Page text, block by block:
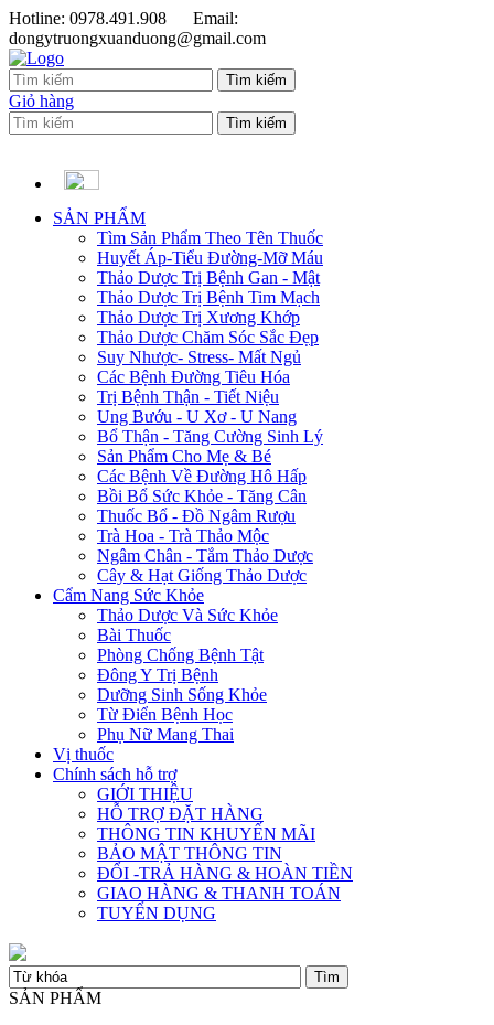
Hotline: 0978.491.908
Email:
dongytruongxuanduong@gmail.com
Giỏ hàng
SẢN PHẨM
Tìm Sản Phẩm Theo Tên Thuốc
Huyết Áp-Tiểu Đường-Mỡ Máu
Thảo Dược Trị Bệnh Gan - Mật
Thảo Dược Trị Bệnh Tim Mạch
Thảo Dược Trị Xương Khớp
Thảo Dược Chăm Sóc Sắc Đẹp
Suy Nhược- Stress- Mất Ngủ
Các Bệnh Đường Tiêu Hóa
Trị Bệnh Thận - Tiết Niệu
Ung Bướu - U Xơ - U Nang
Bổ Thận - Tăng Cường Sinh Lý
Sản Phẩm Cho Mẹ & Bé
Các Bệnh Về Đường Hô Hấp
Bồi Bổ Sức Khỏe - Tăng Cân
Thuốc Bổ - Đồ Ngâm Rượu
Trà Hoa - Trà Thảo Mộc
Ngâm Chân - Tắm Thảo Dược
Cây & Hạt Giống Thảo Dược
Cẩm Nang Sức Khỏe
Thảo Dược Và Sức Khỏe
Bài Thuốc
Phòng Chống Bệnh Tật
Đông Y Trị Bệnh
Dưỡng Sinh Sống Khỏe
Từ Điển Bệnh Học
Phụ Nữ Mang Thai
Vị thuốc
Chính sách hỗ trợ
GIỚI THIỆU
HỖ TRỢ ĐẶT HÀNG
THÔNG TIN KHUYẾN MÃI
BẢO MẬT THÔNG TIN
ĐỔI -TRẢ HÀNG & HOÀN TIỀN
GIAO HÀNG & THANH TOÁN
TUYỂN DỤNG
SẢN PHẨM